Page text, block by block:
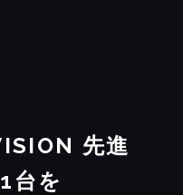
先進
台を